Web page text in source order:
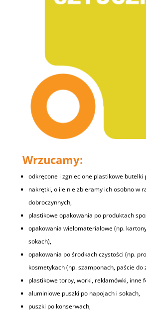
Wrzucamy:
odkręcone i zgniecione plastikowe butelki
nakrętki, o ile nie zbieramy ich osobno w
dobroczynnych,
plastikowe opakowania po produktach
opakowania wielomateriałowe (np.
sokach),
opakowania po środkach czystości (np.
kosmetykach (np. szamponach, paście do
plastikowe torby, worki, reklamówki, inne
aluminiowe puszki po napojach i sokach,
puszki po konserwach,